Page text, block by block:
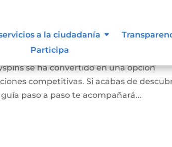
a la ciudadanía
Participa
al máximo de tu
se ha convertido en una opción
competitivas. Si acabas de
paso a paso te acompañará...